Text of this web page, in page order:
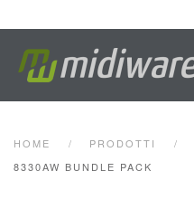
HOME PRODOTTI
8330AW BUNDLE PACK